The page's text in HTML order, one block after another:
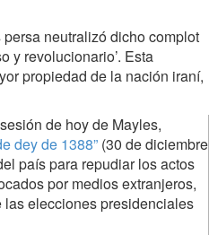
neutralizó dicho complot
y revolucionario’. Esta
propiedad de la nación iraní,
de hoy de Mayles,
dey de 1388” (30 de diciembre
país para repudiar los actos
por medios extranjeros,
elecciones presidenciales